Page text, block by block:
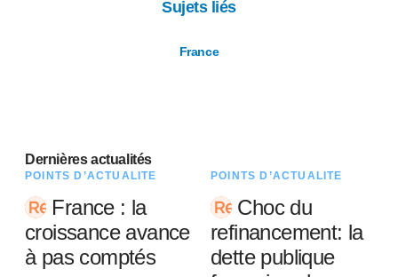
Sujets liés
France
Dernières actualités
POINTS D’ACTUALITÉ
France : la
croissance avance
à pas comptés
POINTS D’ACTUALITÉ
Choc du
refinancement: la
dette publique